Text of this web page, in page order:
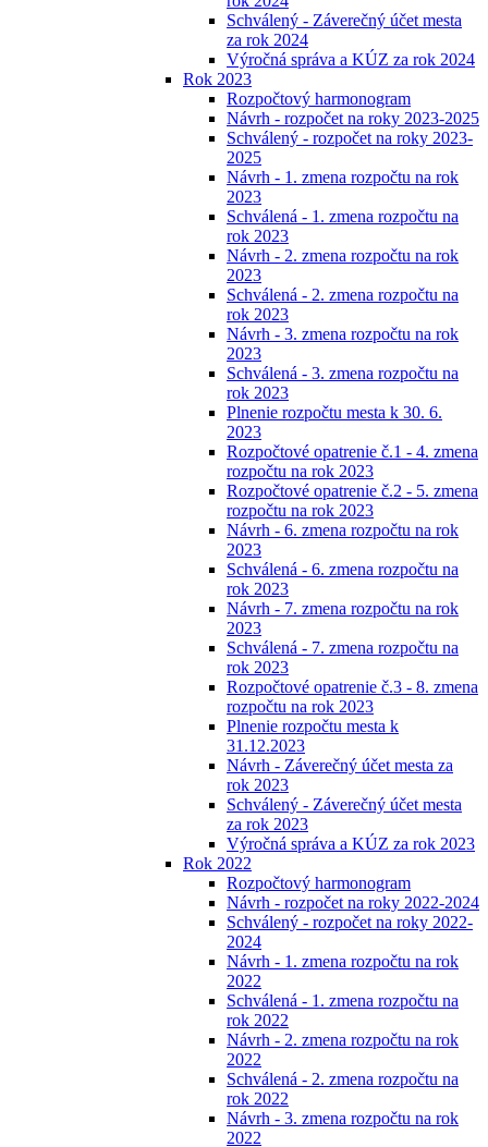
Schválený - Záverečný účet mesta
za rok 2024
Výročná správa a KÚZ za rok 2024
Rok 2023
Rozpočtový harmonogram
Návrh - rozpočet na roky 2023-2025
Schválený - rozpočet na roky 2023-
2025
Návrh - 1. zmena rozpočtu na rok
2023
Schválená - 1. zmena rozpočtu na
rok 2023
Návrh - 2. zmena rozpočtu na rok
2023
Schválená - 2. zmena rozpočtu na
rok 2023
Návrh - 3. zmena rozpočtu na rok
2023
Schválená - 3. zmena rozpočtu na
rok 2023
Plnenie rozpočtu mesta k 30. 6.
2023
Rozpočtové opatrenie č.1 - 4. zmena
rozpočtu na rok 2023
Rozpočtové opatrenie č.2 - 5. zmena
rozpočtu na rok 2023
Návrh - 6. zmena rozpočtu na rok
2023
Schválená - 6. zmena rozpočtu na
rok 2023
Návrh - 7. zmena rozpočtu na rok
2023
Schválená - 7. zmena rozpočtu na
rok 2023
Rozpočtové opatrenie č.3 - 8. zmena
rozpočtu na rok 2023
Plnenie rozpočtu mesta k
31.12.2023
Návrh - Záverečný účet mesta za
rok 2023
Schválený - Záverečný účet mesta
za rok 2023
Výročná správa a KÚZ za rok 2023
Rok 2022
Rozpočtový harmonogram
Návrh - rozpočet na roky 2022-2024
Schválený - rozpočet na roky 2022-
2024
Návrh - 1. zmena rozpočtu na rok
2022
Schválená - 1. zmena rozpočtu na
rok 2022
Návrh - 2. zmena rozpočtu na rok
2022
Schválená - 2. zmena rozpočtu na
rok 2022
Návrh - 3. zmena rozpočtu na rok
2022